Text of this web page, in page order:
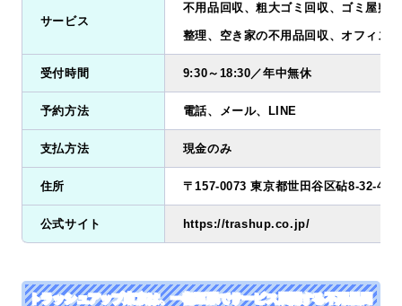
サービス
不用品回収、粗大ゴミ回収、ゴミ屋敷
整理、空き家の不用品回収、オフィス
受付時間 9:30～18:30／年中無休
予約方法 電話、メール、LINE
支払方法 現金のみ
住所 〒157-0073 東京都世田谷区砧8-32-41
公式サイト https://trashup.co.jp/
トラッシュアップ東京は、一都三県でサービス展開する不用品回